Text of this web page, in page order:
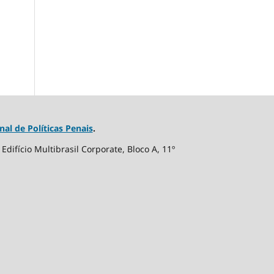
de Políticas Penais.
Multibrasil Corporate, Bloco A, 11º